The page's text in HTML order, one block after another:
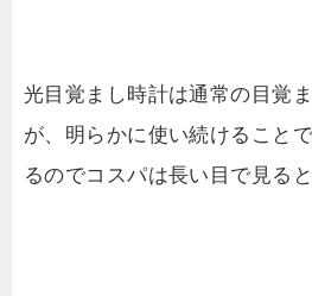
光目覚まし時計は通常の目覚
が、明らかに使い続けること
るのでコスパは長い目で見る